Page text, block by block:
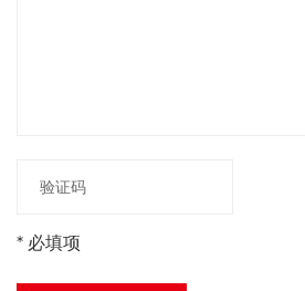
* 必填项